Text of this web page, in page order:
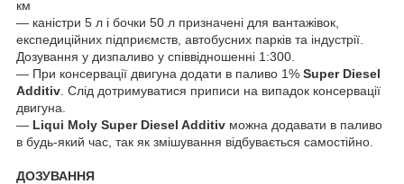
км
― каністри 5 л і бочки 50 л призначені для вантажівок,
експедиційних підприємств, автобусних парків та індустрії.
Дозування у дизпаливо у співвідношенні 1:300.
― При консервації двигуна додати в паливо 1% Super Diesel
Addіtіv . Слід дотримуватися приписи на випадок консервації
двигуна.
― Liqui Moly Super Diesel Addіtіv можна додавати в паливо
в будь-який час, так як змішування відбувається самостійно.
ДОЗУВАННЯ